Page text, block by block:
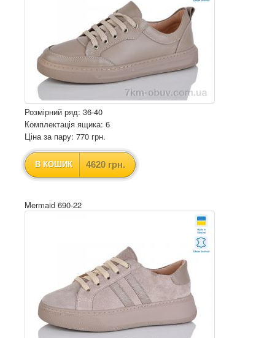
Розмірний ряд: 36-40
Комплектація ящика: 6
Ціна за пару: 770 грн.
В КОШИК 4620 грн.
Mermaid 690-22